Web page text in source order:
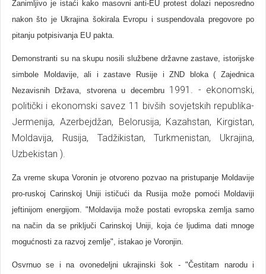
Zanimljivo je istaći kako masovni anti-EU protest dolazi neposredno
nakon što je Ukrajina šokirala Evropu i suspendovala pregovore po
pitanju potpisivanja EU pakta.
Demonstranti su na skupu nosili službene državne zastave, istorijske
simbole Moldavije, ali i zastave Rusije i ZND bloka ( Zajednica
Nezavisnih Država, stvorena u decembru 1991. - ekonomski,
politički i ekonomski savez 11 bivših sovjetskih republika-
Jermenija, Azerbejdžan, Belorusija, Kazahstan, Kirgistan,
Moldavija, Rusija, Tadžikistan, Turkmenistan, Ukrajina,
Uzbekistan ).
Za vreme skupa Voronin je otvoreno pozvao na pristupanje Moldavije
pro-ruskoj Carinskoj Uniji ističući da Rusija može pomoći Moldaviji
jeftinijom energijom. "Moldavija može postati evropska zemlja samo
na način da se priključi Carinskoj Uniji, koja će ljudima dati mnoge
mogućnosti za razvoj zemlje", istakao je Voronjin.
Osvrnuo se i na ovonedeljni ukrajinski šok - "Čestitam narodu i